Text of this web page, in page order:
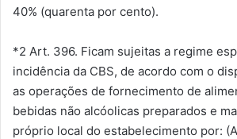
40% (quarenta por cento).
*2 Art. 396. Ficam sujeitas a regime
incidência da CBS, de acordo com o
as operações de fornecimento de
bebidas não alcóolicas preparados e
próprio local do estabelecimento por: